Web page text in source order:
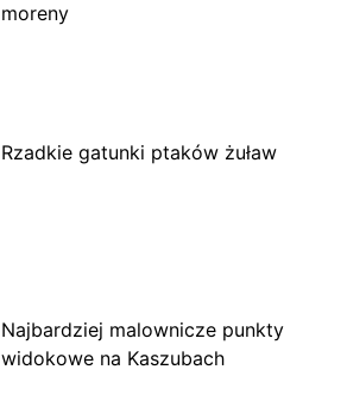
moreny
Rzadkie gatunki ptaków żuław
Najbardziej malownicze punkty
widokowe na Kaszubach